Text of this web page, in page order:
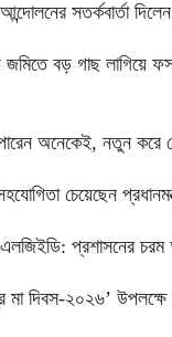
সতর্কবার্তা
জমিতে বড় গাছ লাগিয়ে
অনেকেই, নতুন করে
চেয়েছেন
এলজিইডি: প্রশাসনের চরম
মা দিবস-২০২৬’